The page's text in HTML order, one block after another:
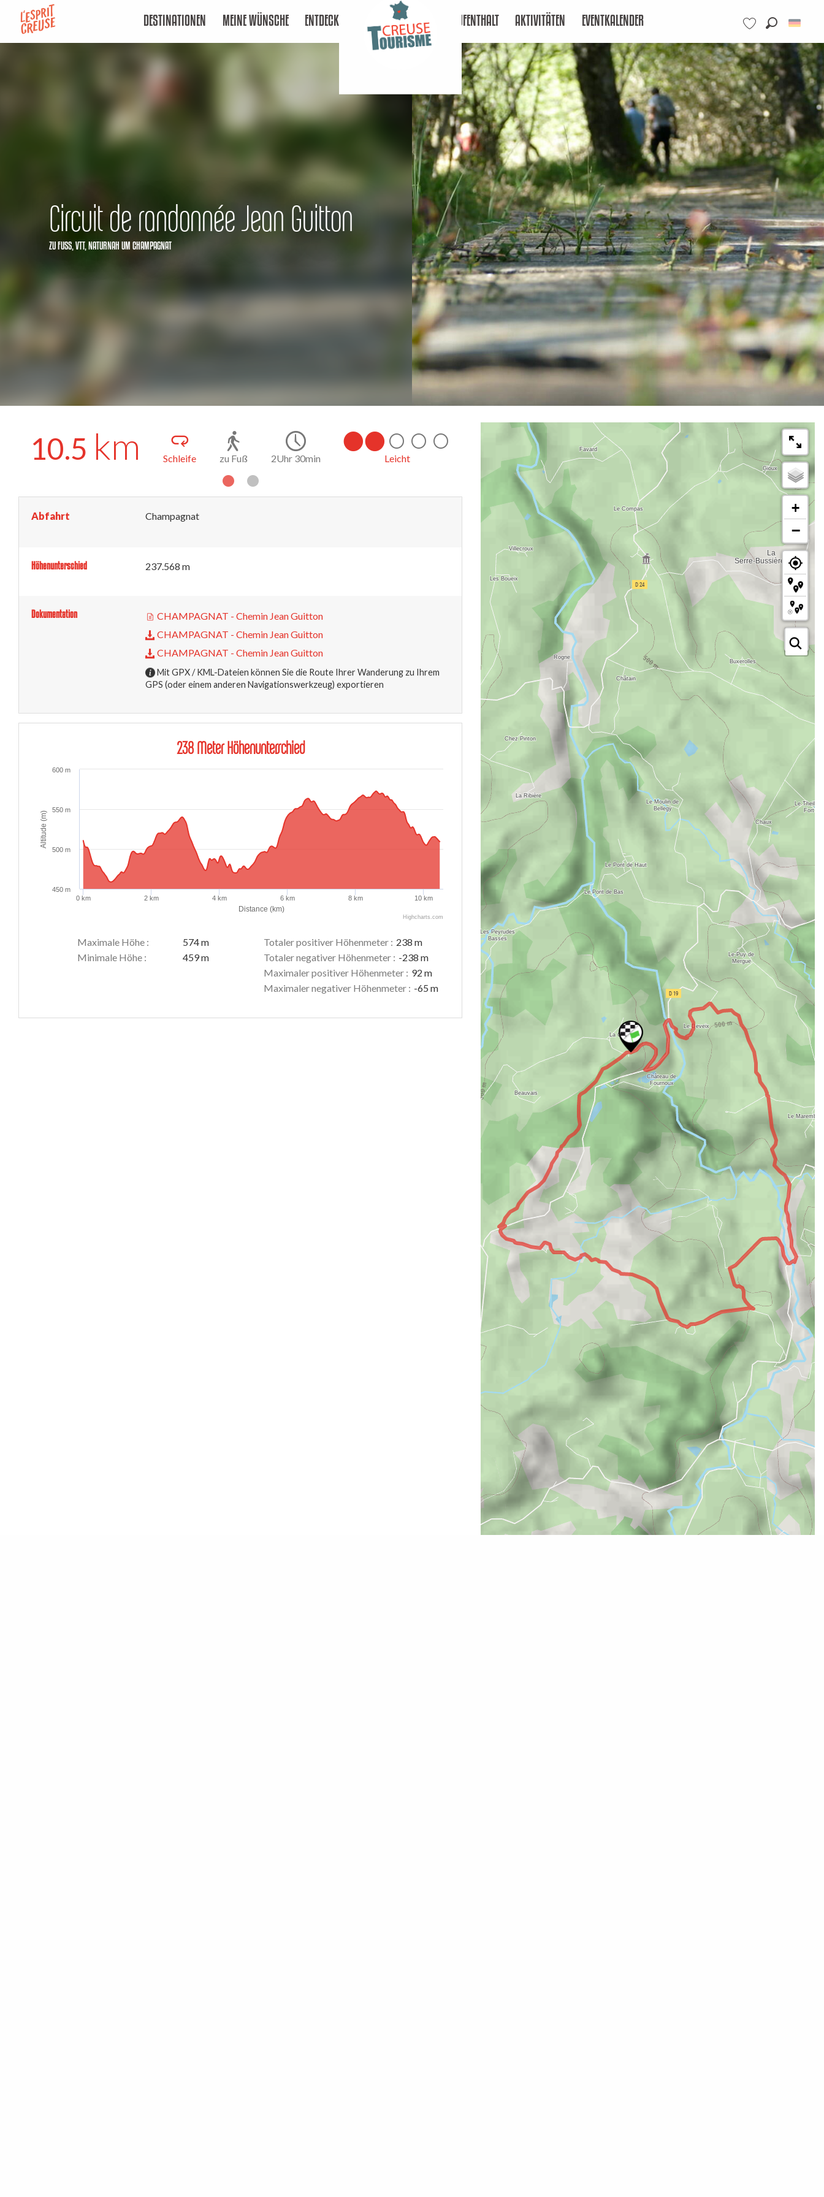
contenu
Voir les favoris
DESTINATIONEN MEINE WÜNSCHE ENTDECKEN AUFENTHALT AKTIVITÄTEN EVENTKALENDER
Circuit de randonnée Jean Guitton
ZU FUSS, VTT, NATURNAH UM CHAMPAGNAT
10.5 km Schleife zu Fuß 2Uhr 30min Leicht 10.5km Schleife mit dem Mountainbike 1Uhr 30min
Abfahrt Champagnat
Höhenunterschied 237.568 m
Dokumentation
CHAMPAGNAT - Chemin Jean Guitton
CHAMPAGNAT - Chemin Jean Guitton
CHAMPAGNAT - Chemin Jean Guitton
Mit GPX / KML-Dateien können Sie die Route Ihrer Wanderung zu Ihrem
GPS (oder einem anderen Navigationswerkzeug) exportieren
238 Meter Höhenunterschied
Distance (km)
Altitude (m)
0 km 2 km 4 km 6 km 8 km 10 km
450 m
500 m
550 m
600 m
Highcharts.com
Maximale Höhe :
574 m
Minimale Höhe :
459 m
Totaler positiver Höhenmeter : 238 m
Totaler negativer Höhenmeter : -238 m
Maximaler positiver Höhenmeter : 92 m
Maximaler negativer Höhenmeter : -65 m
+
−